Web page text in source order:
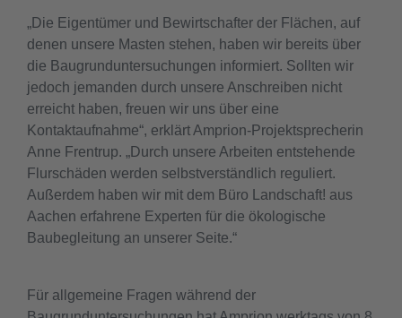
„Die Eigentümer und Bewirtschafter der Flächen, auf
denen unsere Masten stehen, haben wir bereits über
die Baugrunduntersuchungen informiert. Sollten wir
jedoch jemanden durch unsere Anschreiben nicht
erreicht haben, freuen wir uns über eine
Kontaktaufnahme“, erklärt Amprion-Projektsprecherin
Anne Frentrup. „Durch unsere Arbeiten entstehende
Flurschäden werden selbstverständlich reguliert.
Außerdem haben wir mit dem Büro Landschaft! aus
Aachen erfahrene Experten für die ökologische
Baubegleitung an unserer Seite.“
Für allgemeine Fragen während der